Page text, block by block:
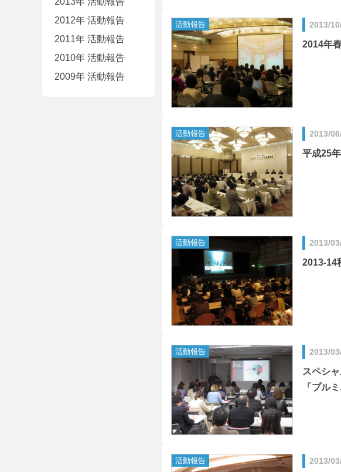
2013/
2014年
2013/
平成25
2013/
2013-14
2013/
スペシ
「プル
2013/
2012年 活動報告
2011年 活動報告
2010年 活動報告
2009年 活動報告